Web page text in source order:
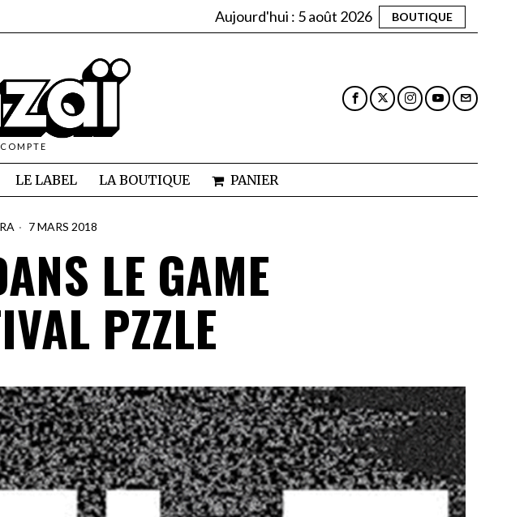
Aujourd'hui : 5 août 2026 BOUTIQUE
LE LABEL LA BOUTIQUE PANIER
7 MARS 2018
LE GAME
PZZLE